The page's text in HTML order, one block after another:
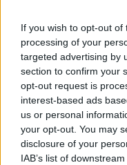
If you wish to opt-out
processing of your
targeted advertising by
section to confirm your
opt-out request is
interest-based ads
us or personal
your opt-out. You may
disclosure of your
IAB’s list of
#BELFÖLD #DIALÍZIS